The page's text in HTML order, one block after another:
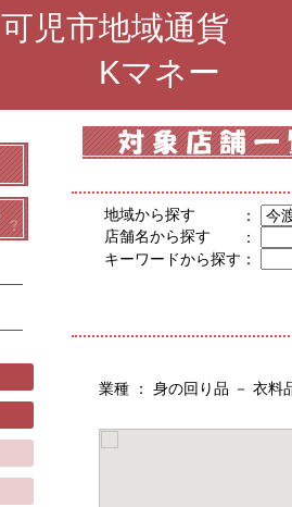
可児市地域通貨
Kマネー
地域から探す
：
店舗名から探す
：
キーワードから探す ：
業種 ： 身の回り品 － 衣